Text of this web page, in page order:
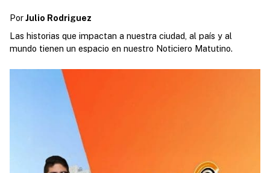
Por Julio Rodriguez
Las historias que impactan a nuestra ciudad, al país y al
mundo tienen un espacio en nuestro Noticiero Matutino.